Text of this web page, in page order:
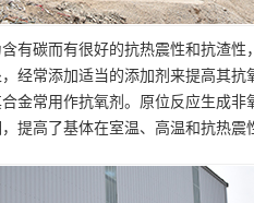
有碳而有很好的抗热震性和抗渣性
经常添加适当的添加剂来提高其抗
金常用作抗氧剂。原位反应生成
提高了基体在室温、高温和抗热震